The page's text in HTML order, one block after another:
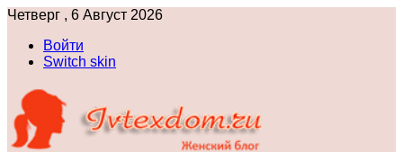
Четверг , 6 Август 2026
Войти
Switch skin